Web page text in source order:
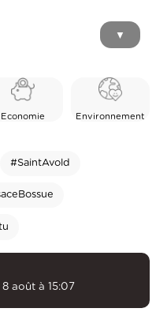
▼
Economie Environnement
#SaintAvold
août à 15:07